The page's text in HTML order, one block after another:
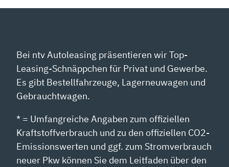
Bei ntv Autoleasing präsentieren wir Top-
Leasing-Schnäppchen für Privat und Gewerbe.
Es gibt Bestellfahrzeuge, Lagerneuwagen und
Gebrauchtwagen.
* = Umfangreiche Angaben zum offiziellen
Kraftstoffverbrauch und zu den offiziellen CO2-
Emissionswerten und ggf. zum Stromverbrauch
neuer Pkw können Sie dem Leitfaden über den